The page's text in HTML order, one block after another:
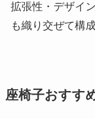
拡張性・デザイ
も織り交ぜて構
座椅子おすす